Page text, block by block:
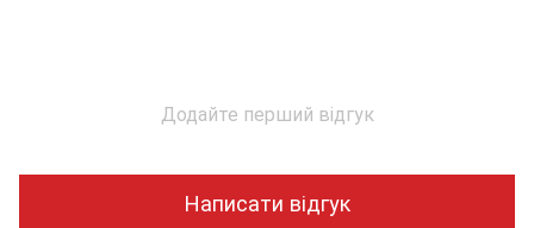
Додайте перший відгук
Написати відгук